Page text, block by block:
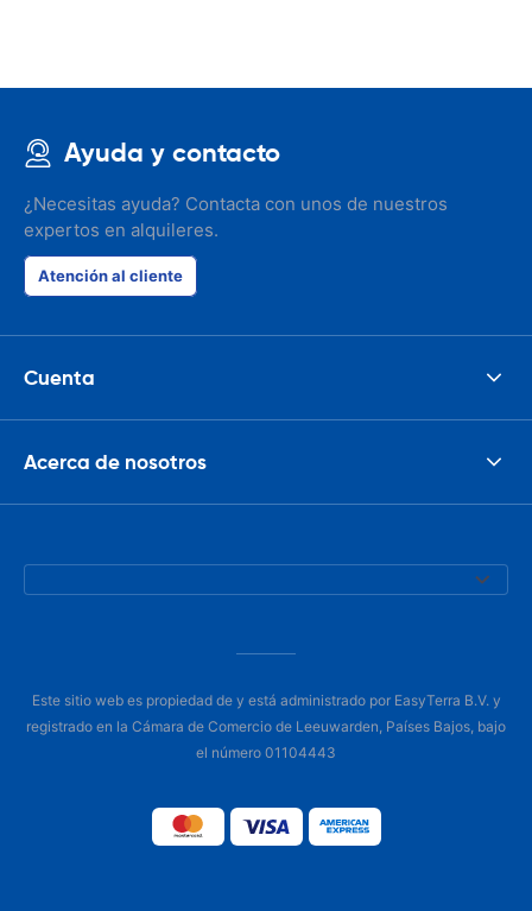
Ayuda y contacto
¿Necesitas ayuda? Contacta con unos de nuestros
expertos en alquileres.
Atención al cliente
Cuenta
Acerca de nosotros
Este sitio web es propiedad de y está administrado por EasyTerra B.V. y
registrado en la Cámara de Comercio de Leeuwarden, Países Bajos, bajo
el número 01104443